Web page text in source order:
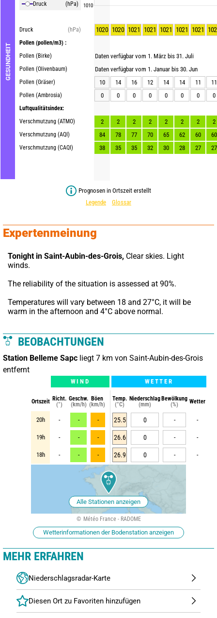
GESUNDHEIT
Druck (hPa)
Druck
(hPa)
Pollen (pollen/m3) :
Pollen (Birke)
Pollen (Olivenbaum)
Pollen (Gräser)
Pollen (Ambrosia)
Luftqualitätsindex:
Verschmutzung (ATMO)
Verschmutzung (AQI)
Verschmutzung (CAQI)
1010
1020 1020 1021 1021 1021 1021 1021
Daten verfügbar vom 1. März bis 31. Juli
Daten verfügbar vom 1. Januar bis 30. Jun
10
14 16 12 14 14 11
11
0
0 0 0 0 0 0 0
2 2 2 2 2 2 2
2
84
78 77 70 65 62 60
60
38
35 35 32 30 28 27 27
Prognosen in Ortszeit erstellt
Legende
Glossar
Expertenmeinung
Tonight in Saint-Aubin-des-Grois, Clear skies. Light
winds.
The reliability of the situation is assessed at 90%.
Temperatures will vary between 18 and 27°C, it will be
warm in the afternoon and 4°C above normal.
BEOBACHTUNGEN
Station Belleme Sapc liegt 7 km von Saint-Aubin-des-Grois
entfernt
WIND WETTER
Ortszeit Richt.
(°)
Geschw.
(km/h)
Böen
(km/h)
Temp.
(°C)
Niederschlag
(mm)
Bewölkung
(%)
Wetter
20h - - - 25.5 0 - -
19h - - - 26.6 0 - -
18h - - - 26.9 0 - -
Alle Stationen anzeigen
Météo France - RADOME
Wetterinformationen der Bodenstation anzeigen
MEHR ERFAHREN
Niederschlagsradar-Karte